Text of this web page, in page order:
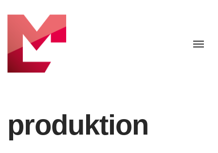
produktion